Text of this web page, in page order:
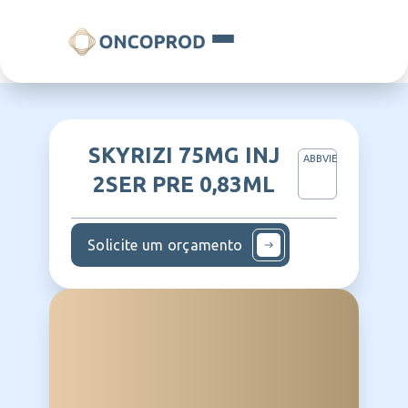
SKYRIZI 75MG INJ
2SER PRE 0,83ML
ABBVIE
Solicite um orçamento